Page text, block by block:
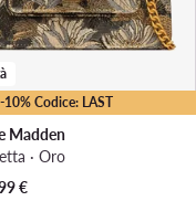
10% Codice: LAST
Madden
· Oro
€